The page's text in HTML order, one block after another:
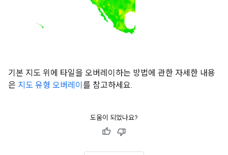
기본 지도 위에 타일을 오버레이하는 방법에 관한 자세한 내용
은 지도 유형 오버레이 를 참고하세요.
도움이 되었나요?